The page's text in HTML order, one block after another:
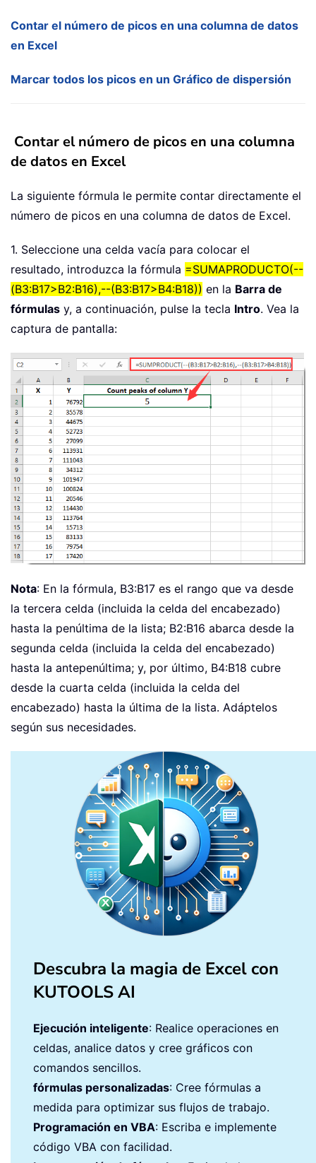
Contar el número de picos en una columna de datos
en Excel
Marcar todos los picos en un Gráfico de dispersión
Contar el número de picos en una columna
de datos en Excel
La siguiente fórmula le permite contar directamente el
número de picos en una columna de datos de Excel.
1. Seleccione una celda vacía para colocar el
resultado, introduzca la fórmula =SUMAPRODUCTO(--
(B3:B17>B2:B16),--(B3:B17>B4:B18)) en la Barra de
fórmulas y, a continuación, pulse la tecla Intro. Vea la
captura de pantalla:
Nota: En la fórmula, B3:B17 es el rango que va desde
la tercera celda (incluida la celda del encabezado)
hasta la penúltima de la lista; B2:B16 abarca desde la
segunda celda (incluida la celda del encabezado)
hasta la antepenúltima; y, por último, B4:B18 cubre
desde la cuarta celda (incluida la celda del
encabezado) hasta la última de la lista. Adáptelos
según sus necesidades.
Descubra la magia de Excel con
KUTOOLS AI
Ejecución inteligente: Realice operaciones en
celdas, analice datos y cree gráficos con
comandos sencillos.
fórmulas personalizadas: Cree fórmulas a
medida para optimizar sus flujos de trabajo.
Programación en VBA: Escriba e implemente
código VBA con facilidad.